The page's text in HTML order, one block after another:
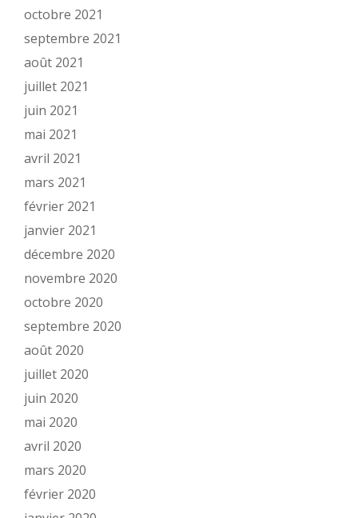
octobre 2021
septembre 2021
août 2021
juillet 2021
juin 2021
mai 2021
avril 2021
mars 2021
février 2021
janvier 2021
décembre 2020
novembre 2020
octobre 2020
septembre 2020
août 2020
juillet 2020
juin 2020
mai 2020
avril 2020
mars 2020
février 2020